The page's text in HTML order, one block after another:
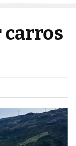
carros